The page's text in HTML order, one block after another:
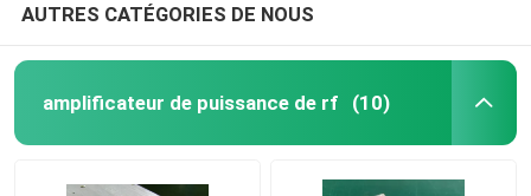
AUTRES CATÉGORIES DE NOUS
amplificateur de puissance de rf (10)